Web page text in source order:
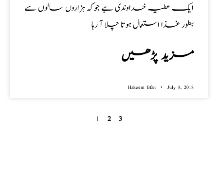
ایک عطیہ خداوندی ہے جوکہ ہزاروں سالوں سے
بطور غذا استعمال ہوتا چلا آ رہا
مزید پڑھیں
Hakeem Irfan July 8, 2018
1 2 3